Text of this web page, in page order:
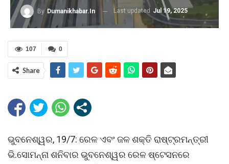
By Dumanikhabar.in Last updated Jul 19, 2025
0
107
Share
ଭୁବନେଶ୍ୱର, 19/7: ରେଳ ଏବଂ ଜଳ ଶକ୍ତି ରାଷ୍ଟ୍ରମନ୍ତ୍ରୀ
ଭି.ସୋମନ୍ନା ଶନିବାର ଭୁବନେଶ୍ୱର ରେଳ ଷ୍ଟେସନରେ